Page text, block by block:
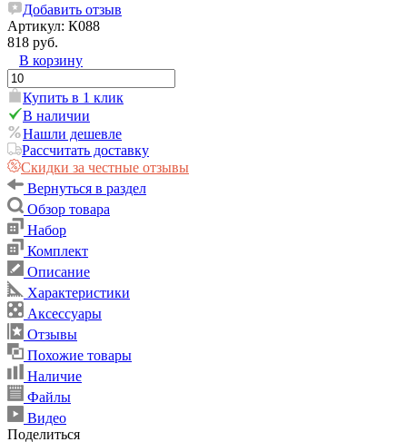
Добавить отзыв
Артикул: К088
818 руб.
В корзину
Купить в 1 клик
В наличии
Нашли дешевле
Рассчитать доставку
Скидки за честные отзывы
Вернуться в раздел
Обзор товара
Набор
Комплект
Описание
Характеристики
Аксессуары
Отзывы
Похожие товары
Наличие
Файлы
Видео
Поделиться